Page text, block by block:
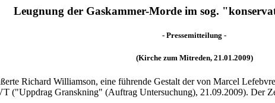
Leugnung der Gaskammer-Morde im sog.
- Pressemitteilung -
(Kirche zum Mitreden, 21.01.2009)
Richard Williamson, eine führende Gestalt der von Marcel
("Uppdrag Granskning" (Auftrag Untersuchung), 21.09.2009). Der